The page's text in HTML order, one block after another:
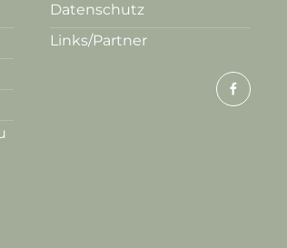
Datenschutz
Links/Partner